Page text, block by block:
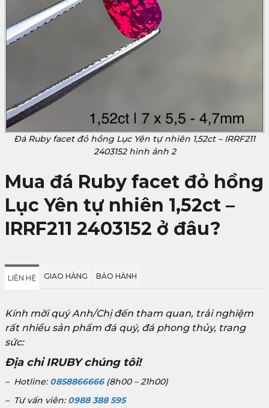
Đá Ruby facet đỏ hồng Lục Yên tự nhiên 1,52ct – IRRF211
2403152 hình ảnh 2
Mua đá Ruby facet đỏ hồng
Lục Yên tự nhiên 1,52ct –
IRRF211 2403152 ở đâu?
LIÊN HỆ GIAO HÀNG BẢO HÀNH
Kính mời quý Anh/Chị đến tham quan, trải nghiệm
rất nhiều sản phẩm đá quý, đá phong thủy, trang
sức:
Địa chỉ IRUBY chúng tôi!
– Hotline: 0858866666(8h00 – 21h00)
– Tư vấn viên: 0988 388 595